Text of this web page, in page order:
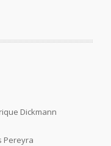
Dickmann
Pereyra